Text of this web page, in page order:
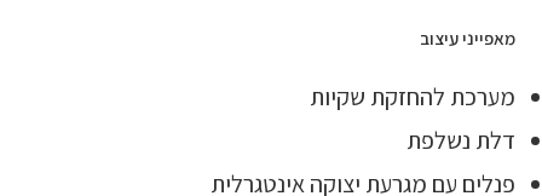
מאפייני עיצוב
מערכת להחזקת שקיות
דלת נשלפת
פנלים עם מגרעת יצוקה אינטגרלית